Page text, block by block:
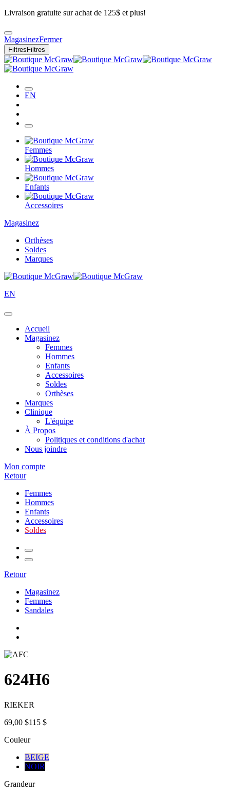
Livraison gratuite sur achat de 125$ et plus!
MagasinezFermer
Filtres Filtres
EN
Femmes
Hommes
Enfants
Accessoires
Magasinez
Orthèses
Soldes
Marques
EN
Accueil
Magasinez
Femmes
Hommes
Enfants
Accessoires
Soldes
Orthèses
Marques
Clinique
L'équipe
À Propos
Politiques et conditions d'achat
Nous joindre
Mon compte
Retour
Femmes
Hommes
Enfants
Accessoires
Soldes
Retour
Magasinez
Femmes
Sandales
624H6
RIEKER
69,00 $115 $
Couleur
BEIGE
NOIR
Grandeur